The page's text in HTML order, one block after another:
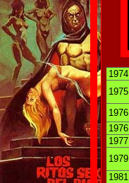
1974
1975
1976
1976
1977
1979
1981